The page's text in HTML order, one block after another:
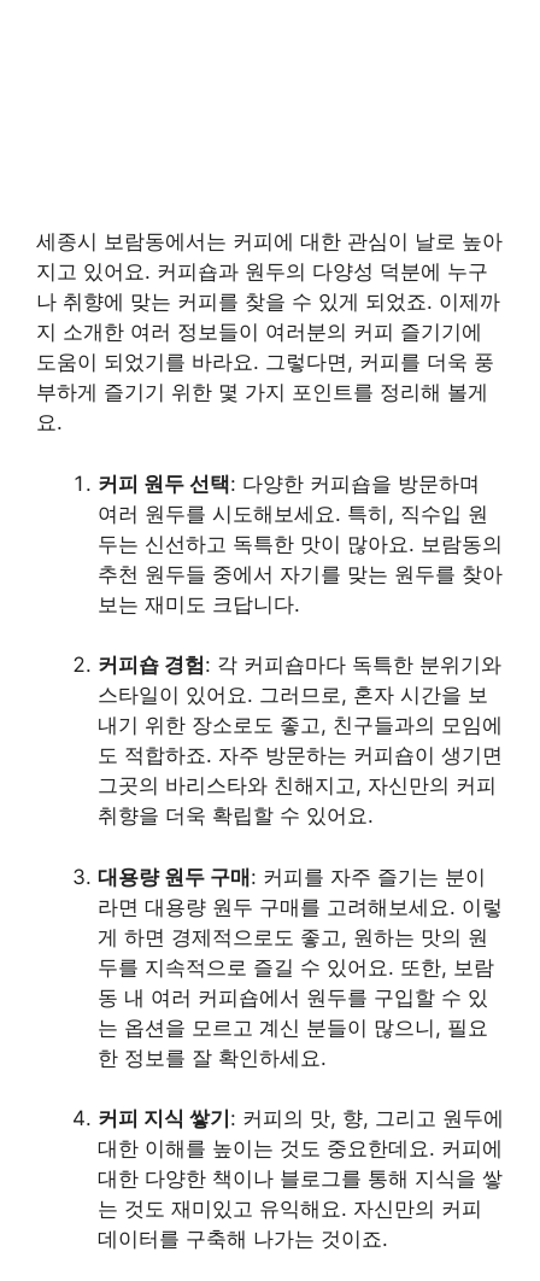
세종시 보람동에서는 커피에 대한 관심이 날로 높아
지고 있어요. 커피숍과 원두의 다양성 덕분에 누구
나 취향에 맞는 커피를 찾을 수 있게 되었죠. 이제까
지 소개한 여러 정보들이 여러분의 커피 즐기기에
도움이 되었기를 바라요. 그렇다면, 커피를 더욱 풍
부하게 즐기기 위한 몇 가지 포인트를 정리해 볼게
요.
커피 원두 선택: 다양한 커피숍을 방문하며
여러 원두를 시도해보세요. 특히, 직수입 원
두는 신선하고 독특한 맛이 많아요. 보람동의
추천 원두들 중에서 자기를 맞는 원두를 찾아
보는 재미도 크답니다.
커피숍 경험: 각 커피숍마다 독특한 분위기와
스타일이 있어요. 그러므로, 혼자 시간을 보
내기 위한 장소로도 좋고, 친구들과의 모임에
도 적합하죠. 자주 방문하는 커피숍이 생기면
그곳의 바리스타와 친해지고, 자신만의 커피
취향을 더욱 확립할 수 있어요.
대용량 원두 구매: 커피를 자주 즐기는 분이
라면 대용량 원두 구매를 고려해보세요. 이렇
게 하면 경제적으로도 좋고, 원하는 맛의 원
두를 지속적으로 즐길 수 있어요. 또한, 보람
동 내 여러 커피숍에서 원두를 구입할 수 있
는 옵션을 모르고 계신 분들이 많으니, 필요
한 정보를 잘 확인하세요.
커피 지식 쌓기 : 커피의 맛, 향, 그리고 원두에
대한 이해를 높이는 것도 중요한데요. 커피에
대한 다양한 책이나 블로그를 통해 지식을 쌓
는 것도 재미있고 유익해요. 자신만의 커피
데이터를 구축해 나가는 것이죠.